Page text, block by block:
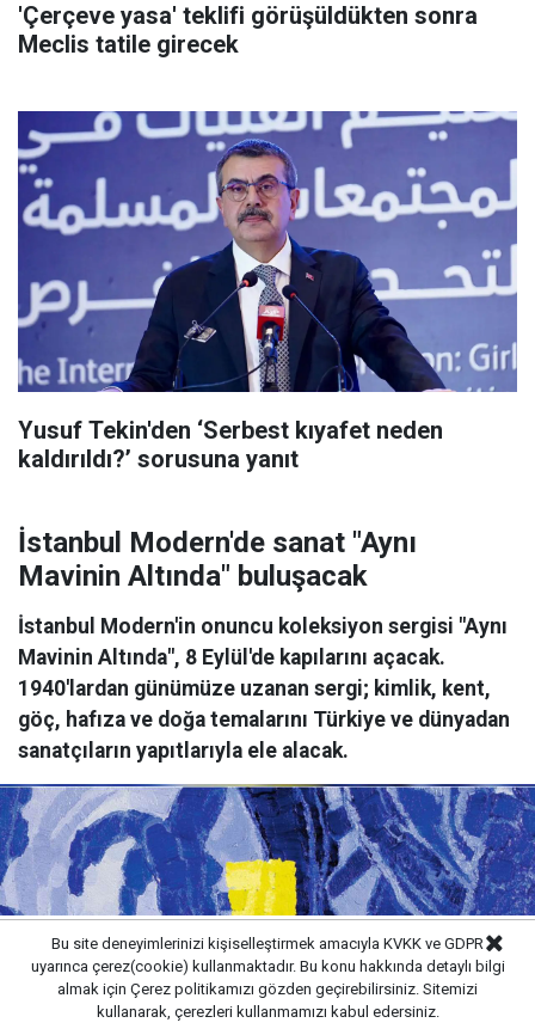
'Çerçeve yasa' teklifi görüşüldükten sonra
Meclis tatile girecek
Yusuf Tekin'den ‘Serbest kıyafet neden
kaldırıldı?’ sorusuna yanıt
İstanbul Modern'de sanat "Aynı
Mavinin Altında" buluşacak
İstanbul Modern'in onuncu koleksiyon sergisi "Aynı
Mavinin Altında", 8 Eylül'de kapılarını açacak.
1940'lardan günümüze uzanan sergi; kimlik, kent,
göç, hafıza ve doğa temalarını Türkiye ve dünyadan
sanatçıların yapıtlarıyla ele alacak.
Bu site deneyimlerinizi kişiselleştirmek amacıyla KVKK ve GDPR
uyarınca çerez(cookie) kullanmaktadır. Bu konu hakkında detaylı bilgi
almak için Çerez politikamızı gözden geçirebilirsiniz. Sitemizi
kullanarak, çerezleri kullanmamızı kabul edersiniz.